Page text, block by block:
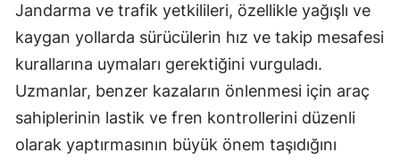
Jandarma ve trafik yetkilileri, özellikle yağışlı ve
kaygan yollarda sürücülerin hız ve takip mesafesi
kurallarına uymaları gerektiğini vurguladı.
Uzmanlar, benzer kazaların önlenmesi için araç
sahiplerinin lastik ve fren kontrollerini düzenli
olarak yaptırmasının büyük önem taşıdığını